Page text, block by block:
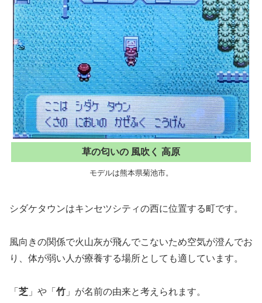
草の匂いの 風吹く 高原
モデルは熊本県菊池市。
シダケタウンはキンセツシティの西に位置する町です。
風向きの関係で火山灰が飛んでこないため空気が澄んでお
り、体が弱い人が療養する場所としても適しています。
「 芝 」や「 竹 」が名前の由来と考えられます。